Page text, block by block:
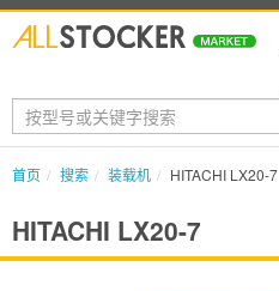
首页 搜索 装载机 HITACHI LX20-7
HITACHI LX20-7